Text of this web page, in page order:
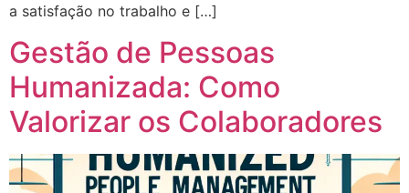
a satisfação no trabalho e […]
Gestão de Pessoas
Humanizada: Como
Valorizar os Colaboradores